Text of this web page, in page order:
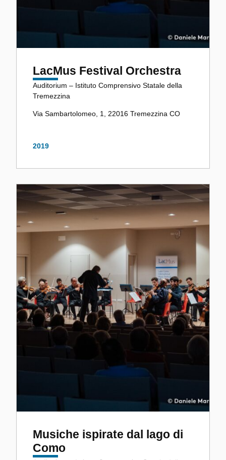
LacMus Festival Orchestra
Auditorium – Istituto Comprensivo Statale della
Tremezzina
Via Sambartolomeo, 1, 22016 Tremezzina CO
2019
Musiche ispirate dal lago di
Como